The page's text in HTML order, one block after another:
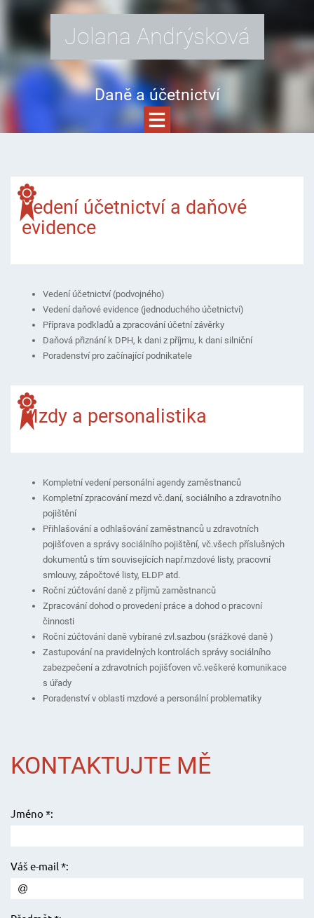
Jolana Andrýsková
Daně a účetnictví
Vedení účetnictví a daňové
evidence
Vedení účetnictví (podvojného)
Vedení daňové evidence (jednoduchého účetnictví)
Příprava podkladů a zpracování účetní závěrky
Daňová přiznání k DPH, k dani z příjmu, k dani silniční
Poradenství pro začínající podnikatele
Mzdy a personalistika
Kompletní vedení personální agendy zaměstnanců
Kompletní zpracování mezd vč.daní, sociálního a zdravotního
pojištění
Přihlašování a odhlašování zaměstnanců u zdravotních
pojišťoven a správy sociálního pojištění, vč.všech příslušných
dokumentů s tím souvisejících např.mzdové listy, pracovní
smlouvy, zápočtové listy, ELDP atd.
Roční zúčtování daně z příjmů zaměstnanců
Zpracování dohod o provedení práce a dohod o pracovní
činnosti
Roční zúčtování daně vybírané zvl.sazbou (srážkové daně )
Zastupování na pravidelných kontrolách správy sociálního
zabezpečení a zdravotních pojišťoven vč.veškeré komunikace
s úřady
Poradenství v oblasti mzdové a personální problematiky
KONTAKTUJTE MĚ
Jméno *:
Váš e-mail *: